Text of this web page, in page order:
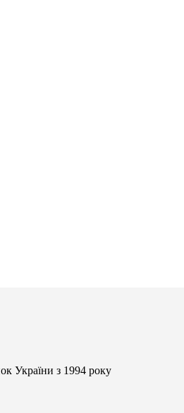
України з 1994 року